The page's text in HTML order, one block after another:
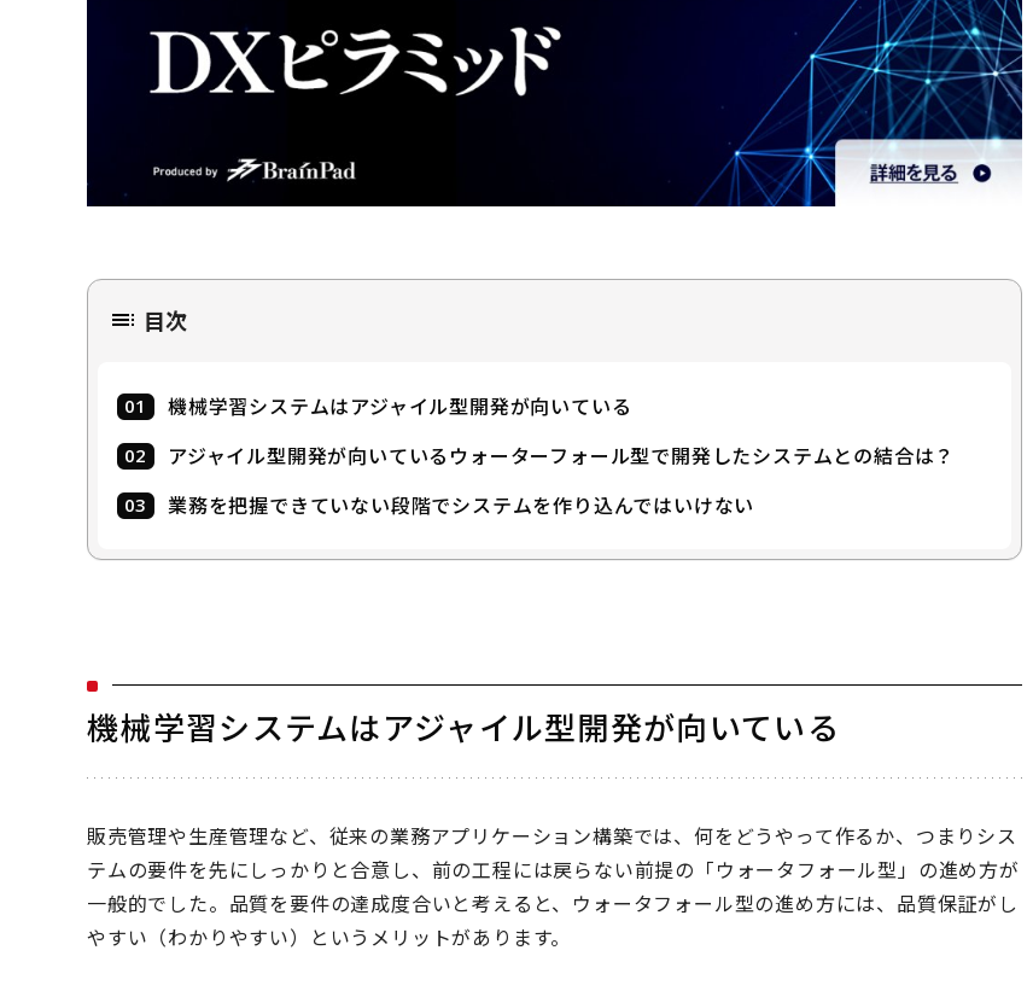
目次
機械学習システムはアジャイル型開発が向いている
アジャイル型開発が向いているウォーターフォール型で開発したシステムとの結合は？
業務を把握できていない段階でシステムを作り込んではいけない
機械学習システムはアジャイル型開発が向いている
販売管理や生産管理など、従来の業務アプリケーション構築では、何をどうやって作るか、つまりシス
テムの要件を先にしっかりと合意し、前の工程には戻らない前提の「ウォータフォール型」の進め方が
一般的でした。品質を要件の達成度合いと考えると、ウォータフォール型の進め方には、品質保証がし
やすい（わかりやすい）というメリットがあります。